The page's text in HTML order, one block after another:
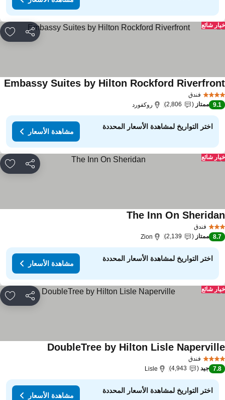
مشاركة
شائع
فندق
Embassy Suites by Hilton Rockford
9.1 ممتاز 2,806 روكفورد
اختر التواريخ لمشاهدة الأسعار المحددة
مشاهدة الأسعار
مشاركة
شائع
فندق
The Inn On
8.7 ممتاز 2,139
Zion
اختر التواريخ لمشاهدة الأسعار المحددة
مشاهدة الأسعار
مشاركة
شائع
فندق
DoubleTree by Hilton Lisle
7.8 جيد 4,943
Lisle
اختر التواريخ لمشاهدة الأسعار المحددة
مشاهدة الأسعار